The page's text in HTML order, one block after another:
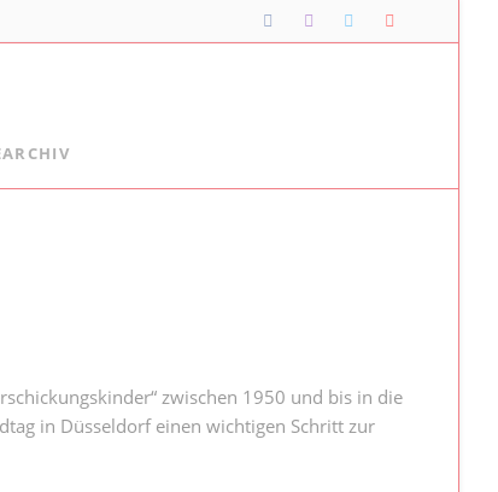
Jugendlandtag
zwischen 1950 und bis in die
in Düsseldorf einen wichtigen Schritt zur